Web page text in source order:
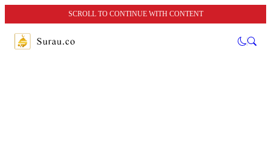
SCROLL TO CONTINUE WITH CONTENT